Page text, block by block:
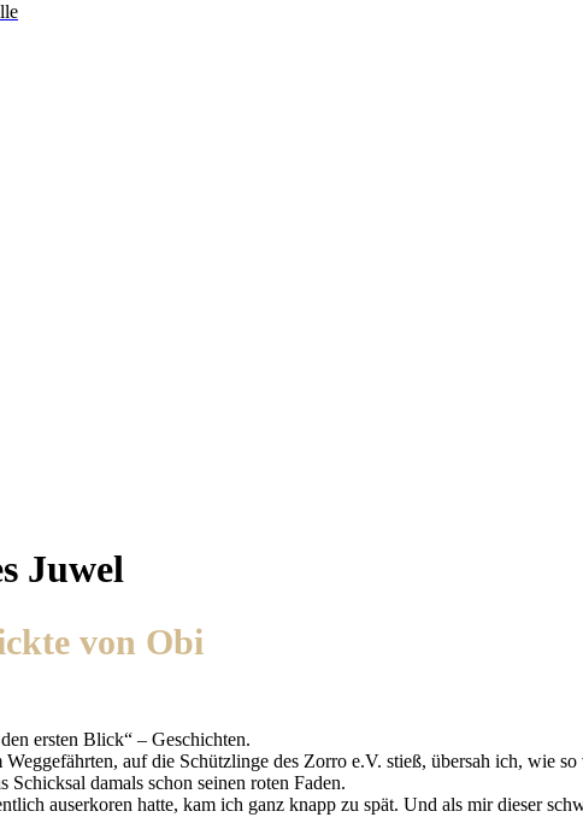
Juwel
von Obi
ersten Blick“ – Geschichten.
auf die Schützlinge des Zorro e.V. stieß, übersah ich, wie
Schicksal damals schon seinen roten Faden.
auserkoren hatte, kam ich ganz knapp zu spät. Und als mir dieser